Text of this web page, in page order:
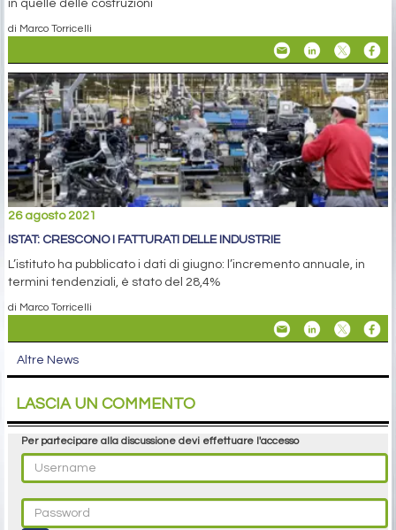
in quelle delle costruzioni
di Marco Torricelli
26 agosto 2021
ISTAT: CRESCONO I FATTURATI DELLE INDUSTRIE
L’istituto ha pubblicato i dati di giugno: l’incremento annuale, in
termini tendenziali, è stato del 28,4%
di Marco Torricelli
Altre News
LASCIA UN COMMENTO
Per partecipare alla discussione devi effettuare l'accesso